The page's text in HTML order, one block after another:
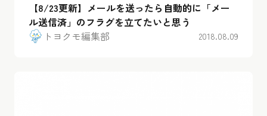
【8/23更新】メールを送ったら自動的に「メー
ル送信済」のフラグを立てたいと思う
トヨクモ編集部
2018.08.09